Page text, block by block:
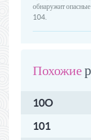
обнаружит
104.
Похожие
10O
101